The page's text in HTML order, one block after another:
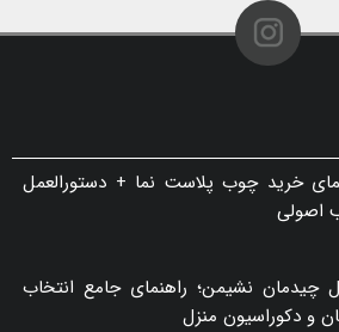
خرید چوب پلاست نما + دستورالعمل
چیدمان نشیمن؛ راهنمای جامع انتخاب
و دکوراسیون منزل